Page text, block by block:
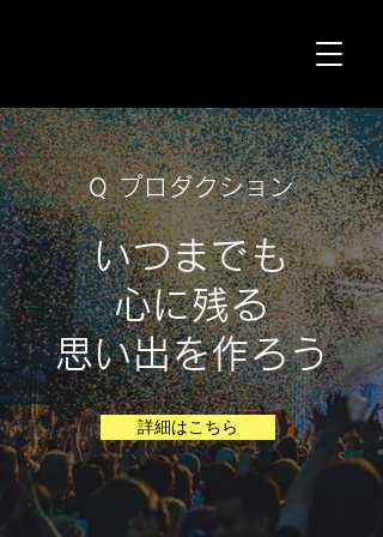
Q プロダクション
いつまでも
心に残る
​思い出を作ろう
詳細はこちら